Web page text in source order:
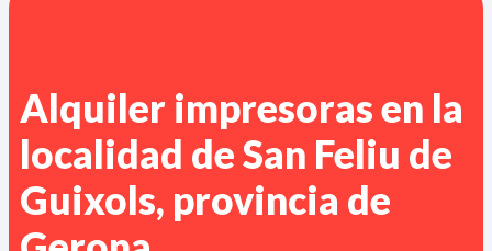
Alquiler impresoras en la
localidad de San Feliu de
Guixols, provincia de